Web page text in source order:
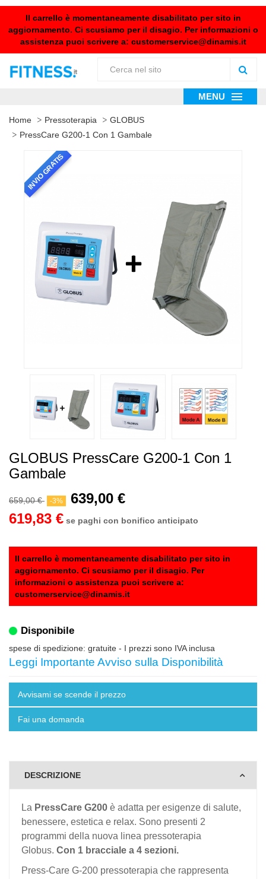
Il carrello è momentaneamente disabilitato per sito in
aggiornamento. Ci scusiamo per il disagio. Per informazioni o
assistenza puoi scrivere a: customerservice@dinamis.it
MENU
Home Pressoterapia
GLOBUS
PressCare G200-1 Con 1 Gambale
INVIO GRATIS
GLOBUS PressCare G200-1 Con 1
Gambale
659,00 € -3%
639,00 €
619,83 € se paghi con bonifico anticipato
Il carrello è momentaneamente disabilitato per sito in
aggiornamento. Ci scusiamo per il disagio. Per
informazioni o assistenza puoi scrivere a:
customerservice@dinamis.it
Disponibile
spese di spedizione: gratuite - I prezzi sono IVA inclusa
Leggi Importante Avviso sulla Disponibilità
Avvisami se scende il prezzo
Fai una domanda
DESCRIZIONE
La PressCare G200 è adatta per esigenze di salute,
benessere, estetica e relax. Sono presenti 2
programmi della nuova linea pressoterapia
Globus. Con 1 bracciale a 4 sezioni.
Press-Care G-200 pressoterapia che rappresenta